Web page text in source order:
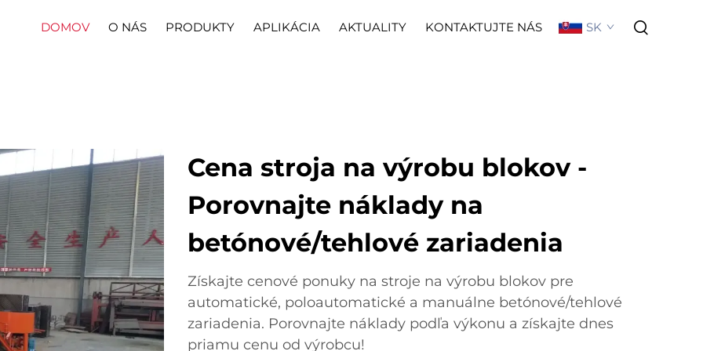
DOMOV O NÁS PRODUKTY APLIKÁCIA AKTUALITY KONTAKTUJTE NÁS SK
Cena stroja na výrobu blokov -
Porovnajte náklady na
betónové/tehlové zariadenia
Získajte cenové ponuky na stroje na výrobu blokov pre
automatické, poloautomatické a manuálne betónové/tehlové
zariadenia. Porovnajte náklady podľa výkonu a získajte dnes
priamu cenu od výrobcu!